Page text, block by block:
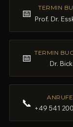
📅 TERMIN
Prof. Dr.
📅 TERMIN
Dr. Bick
📞 +49 541